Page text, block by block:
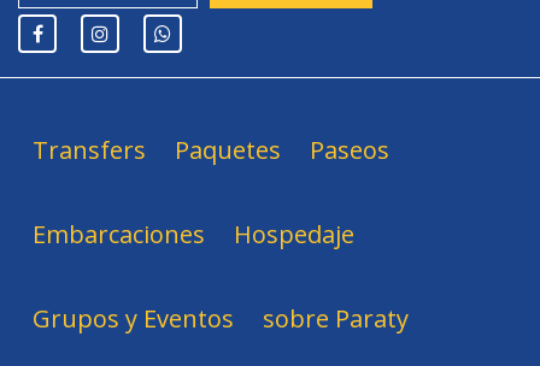
Transfers Paquetes Paseos
Embarcaciones Hospedaje
Grupos y Eventos sobre Paraty